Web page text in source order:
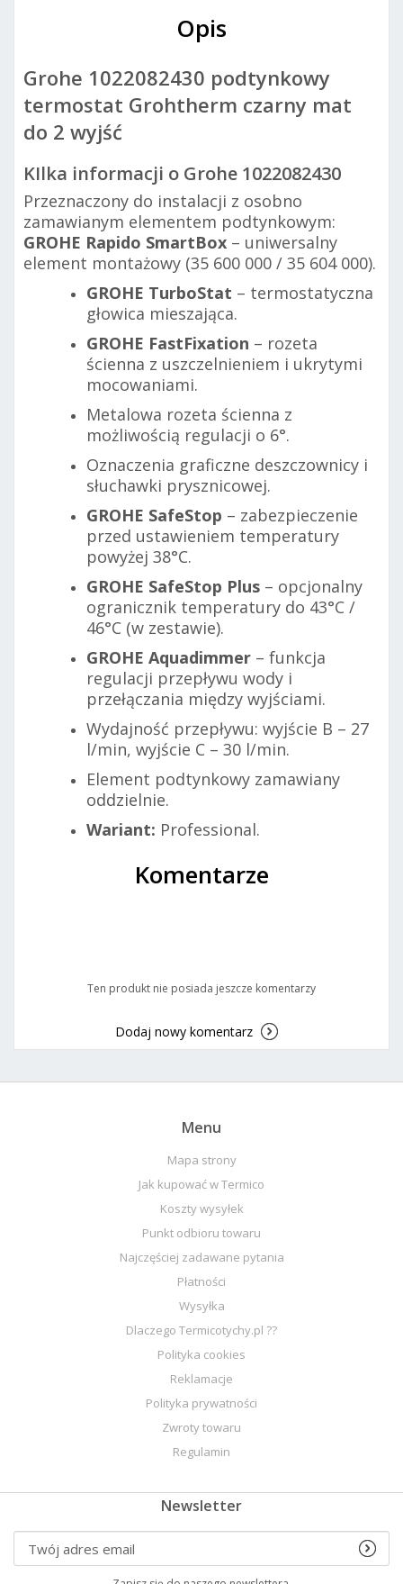
Opis
Grohe 1022082430 podtynkowy
termostat Grohtherm czarny mat
do 2 wyjść
KIlka informacji o Grohe 1022082430
Przeznaczony do instalacji z osobno
zamawianym elementem podtynkowym:
GROHE Rapido SmartBox – uniwersalny
element montażowy (35 600 000 / 35 604 000).
GROHE TurboStat – termostatyczna
głowica mieszająca.
GROHE FastFixation – rozeta
ścienna z uszczelnieniem i ukrytymi
mocowaniami.
Metalowa rozeta ścienna z
możliwością regulacji o 6°.
Oznaczenia graficzne deszczownicy i
słuchawki prysznicowej.
GROHE SafeStop – zabezpieczenie
przed ustawieniem temperatury
powyżej 38°C.
GROHE SafeStop Plus – opcjonalny
ogranicznik temperatury do 43°C /
46°C (w zestawie).
GROHE Aquadimmer – funkcja
regulacji przepływu wody i
przełączania między wyjściami.
Wydajność przepływu: wyjście B – 27
l/min, wyjście C – 30 l/min.
Element podtynkowy zamawiany
oddzielnie.
Wariant: Professional.
Komentarze
Ten produkt nie posiada jeszcze komentarzy
Dodaj nowy komentarz
Menu
Mapa strony
Jak kupować w Termico
Koszty wysyłek
Punkt odbioru towaru
Najczęściej zadawane pytania
Płatności
Wysyłka
Dlaczego Termicotychy.pl ??
Polityka cookies
Reklamacje
Polityka prywatności
Zwroty towaru
Regulamin
Newsletter